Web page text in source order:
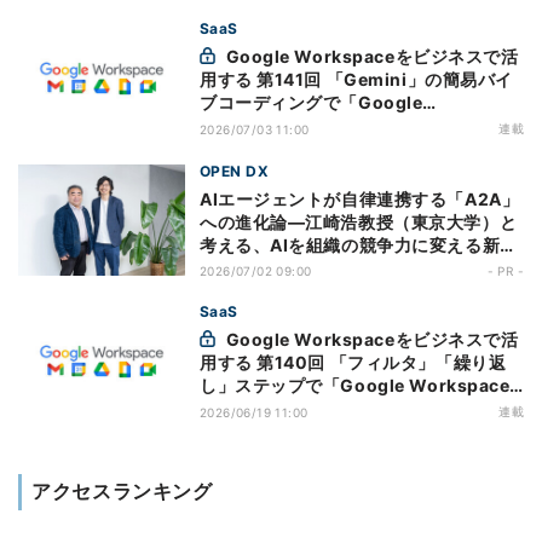
SaaS
用する 第141回 「Gemini」の簡易バイ
ブコーディングで「Google
Workspace Studio」の限界を超える
2026/07/03 11:00 連載
OPEN DX
AIエージェントが自律連携する「A2A」
への進化論―江崎浩教授（東京大学）と
考える、AIを組織の競争力に変える新ア
ーキテクチャ
2026/07/02 09:00 - PR -
SaaS
用する 第140回 「フィルタ」「繰り返
し」ステップで「Google Workspace
Studio」をより便利に
2026/06/19 11:00 連載
アクセスランキング